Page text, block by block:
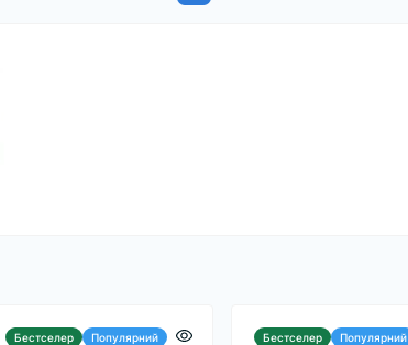
Бестселер Популярний Бестселер Популярний